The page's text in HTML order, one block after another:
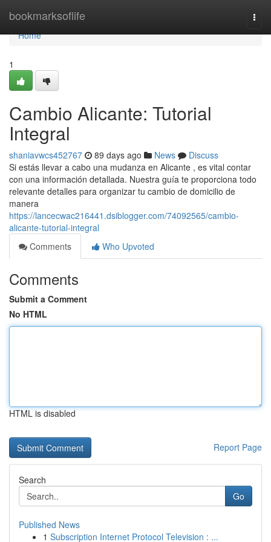
bookmarksoflife
Home
Home
1
Cambio Alicante: Tutorial
Integral
shaniavwcs452767 89 days ago News
Discuss
Si estás llevar a cabo una mudanza en Alicante , es vital contar
con una información detallada. Nuestra guía te proporciona todo
relevante detalles para organizar tu cambio de domicilio de
manera
https://lancecwac216441.dsiblogger.com/74092565/cambio-
alicante-tutorial-integral
Comments
Who Upvoted
Comments
Submit a Comment
No HTML
HTML is disabled
Report Page
Search
Go
Published News
1 Subscription Internet Protocol Television : ...